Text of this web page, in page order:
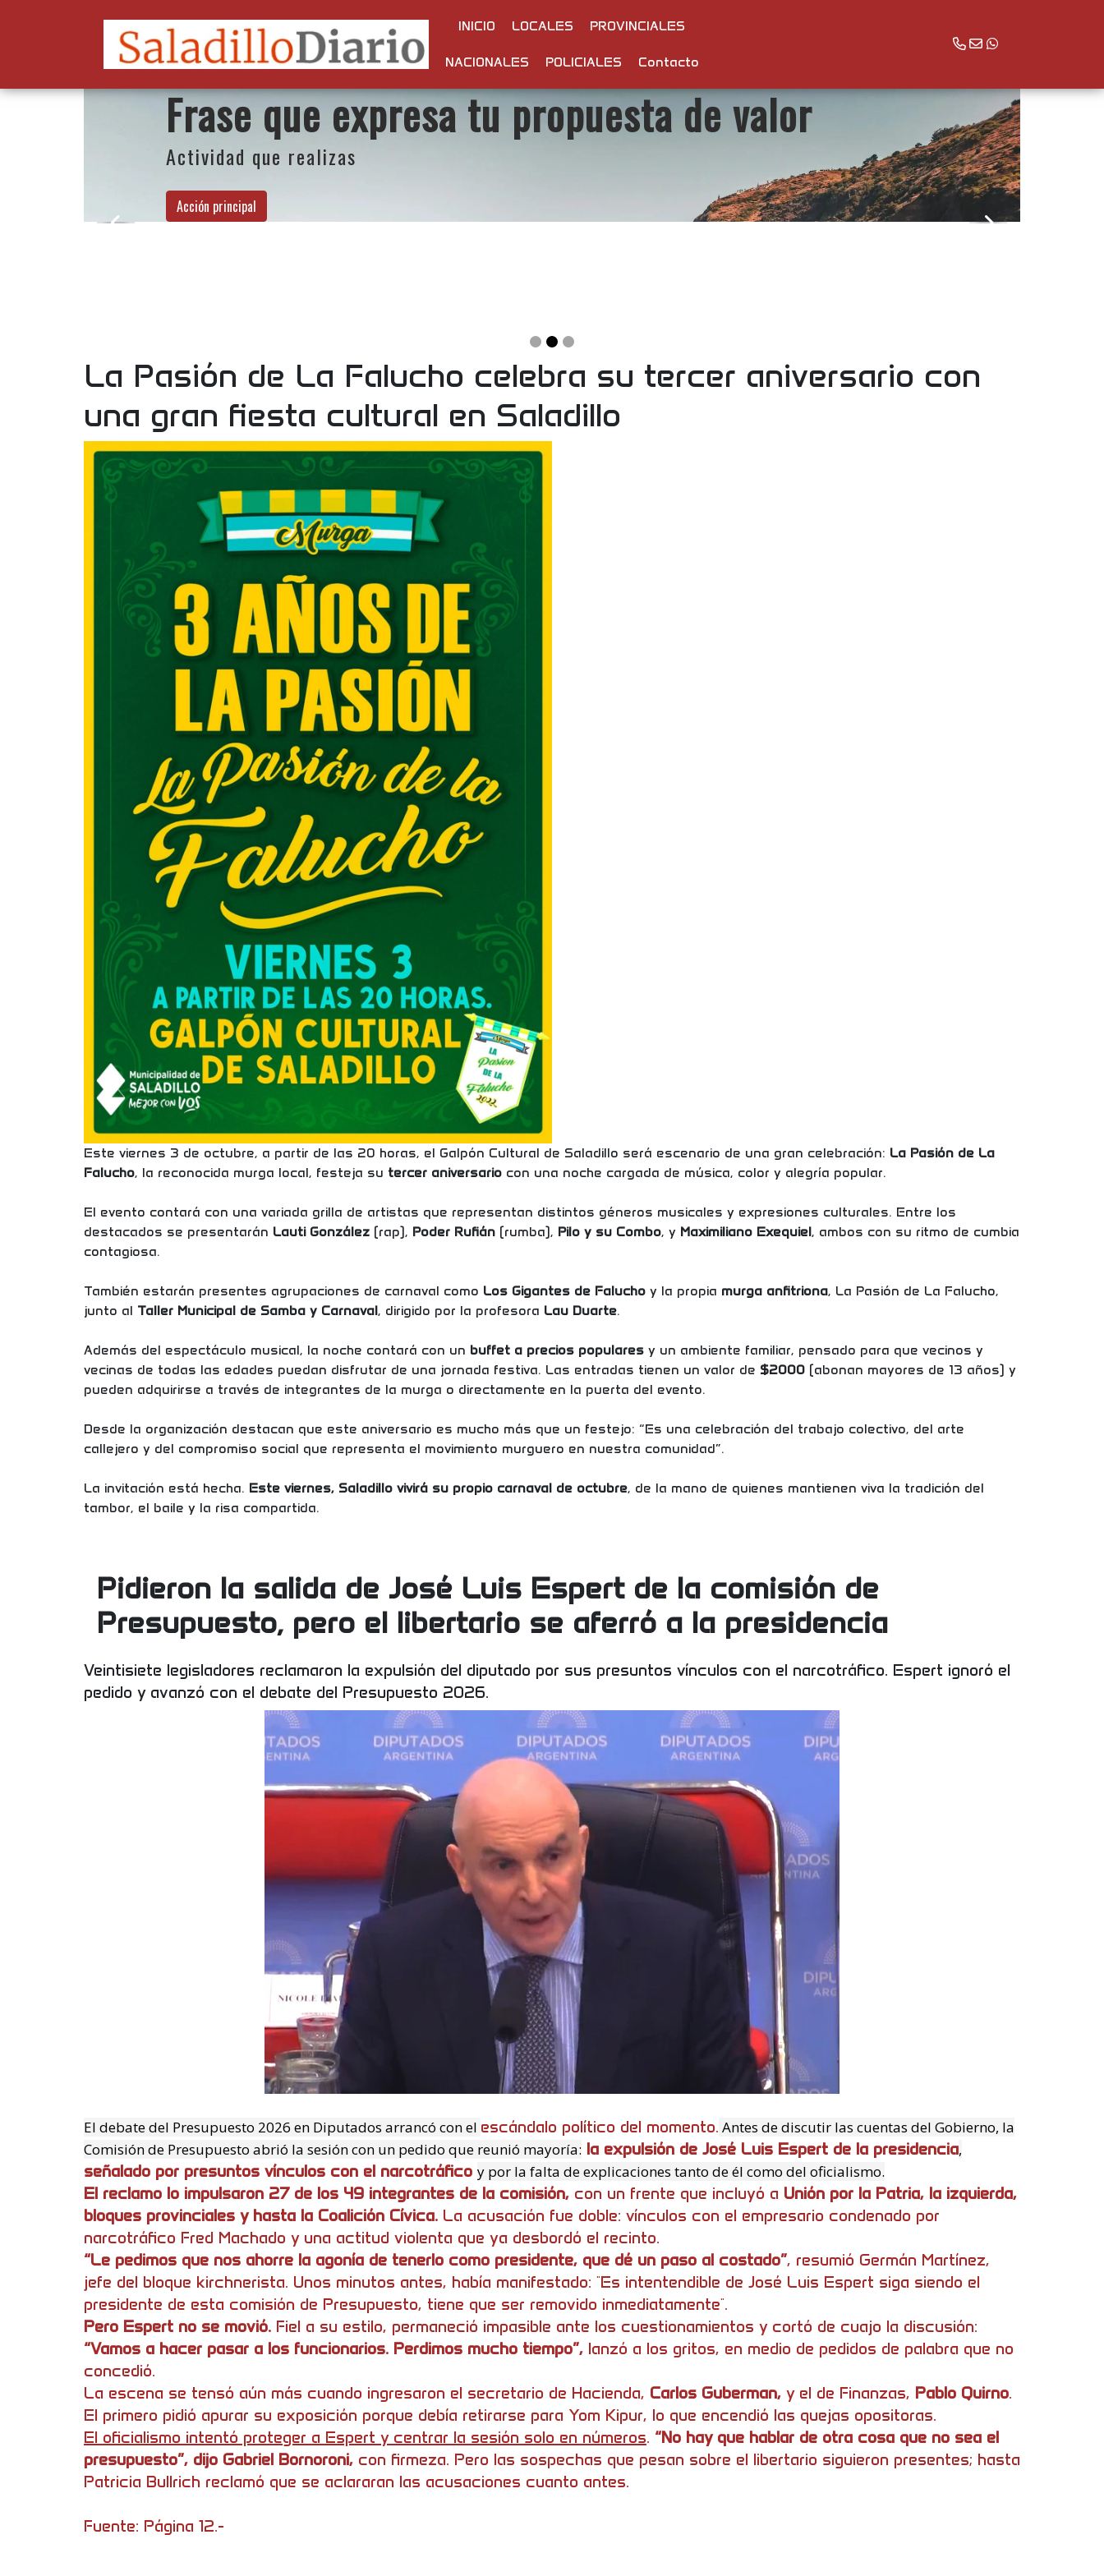
INICIO LOCALES PROVINCIALES
NACIONALES POLICIALES Contacto
Frase que expresa tu propuesta de valor
Actividad que realizas
Acción principal
La Pasión de La Falucho celebra su tercer aniversario con
una gran fiesta cultural en Saladillo
Este viernes 3 de octubre, a partir de las 20 horas, el Galpón Cultural de Saladillo será escenario de una gran celebración: La Pasión de La
Falucho, la reconocida murga local, festeja su tercer aniversario con una noche cargada de música, color y alegría popular.
El evento contará con una variada grilla de artistas que representan distintos géneros musicales y expresiones culturales. Entre los
destacados se presentarán Lauti González (rap), Poder Rufián (rumba), Pilo y su Combo, y Maximiliano Exequiel, ambos con su ritmo de cumbia
contagiosa.
También estarán presentes agrupaciones de carnaval como Los Gigantes de Falucho y la propia murga anfitriona, La Pasión de La Falucho,
junto al Taller Municipal de Samba y Carnaval, dirigido por la profesora Lau Duarte.
Además del espectáculo musical, la noche contará con un buffet a precios populares y un ambiente familiar, pensado para que vecinos y
vecinas de todas las edades puedan disfrutar de una jornada festiva. Las entradas tienen un valor de $2000 (abonan mayores de 13 años) y
pueden adquirirse a través de integrantes de la murga o directamente en la puerta del evento.
Desde la organización destacan que este aniversario es mucho más que un festejo: “Es una celebración del trabajo colectivo, del arte
callejero y del compromiso social que representa el movimiento murguero en nuestra comunidad”.
La invitación está hecha. Este viernes, Saladillo vivirá su propio carnaval de octubre, de la mano de quienes mantienen viva la tradición del
tambor, el baile y la risa compartida.
Pidieron la salida de José Luis Espert de la comisión de
Presupuesto, pero el libertario se aferró a la presidencia
Veintisiete legisladores reclamaron la expulsión del diputado por sus presuntos vínculos con el narcotráfico. Espert ignoró el
pedido y avanzó con el debate del Presupuesto 2026.
El debate del Presupuesto 2026 en Diputados arrancó con el escándalo político del momento. Antes de discutir las cuentas del Gobierno, la
Comisión de Presupuesto abrió la sesión con un pedido que reunió mayoría: la expulsión de José Luis Espert de la presidencia,
señalado por presuntos vínculos con el narcotráfico y por la falta de explicaciones tanto de él como del oficialismo.
El reclamo lo impulsaron 27 de los 49 integrantes de la comisión, con un frente que incluyó a Unión por la Patria, la izquierda,
bloques provinciales y hasta la Coalición Cívica. La acusación fue doble: vínculos con el empresario condenado por
narcotráfico Fred Machado y una actitud violenta que ya desbordó el recinto.
“Le pedimos que nos ahorre la agonía de tenerlo como presidente, que dé un paso al costado”, resumió Germán Martínez,
jefe del bloque kirchnerista. Unos minutos antes, había manifestado: "Es intentendible de José Luis Espert siga siendo el
presidente de esta comisión de Presupuesto, tiene que ser removido inmediatamente".
Pero Espert no se movió. Fiel a su estilo, permaneció impasible ante los cuestionamientos y cortó de cuajo la discusión:
“Vamos a hacer pasar a los funcionarios. Perdimos mucho tiempo”, lanzó a los gritos, en medio de pedidos de palabra que no
concedió.
La escena se tensó aún más cuando ingresaron el secretario de Hacienda, Carlos Guberman, y el de Finanzas, Pablo Quirno.
El primero pidió apurar su exposición porque debía retirarse para Yom Kipur, lo que encendió las quejas opositoras.
El oficialismo intentó proteger a Espert y centrar la sesión solo en números. “No hay que hablar de otra cosa que no sea el
presupuesto”, dijo Gabriel Bornoroni, con firmeza. Pero las sospechas que pesan sobre el libertario siguieron presentes; hasta
Patricia Bullrich reclamó que se aclararan las acusaciones cuanto antes.
Fuente: Página 12.-